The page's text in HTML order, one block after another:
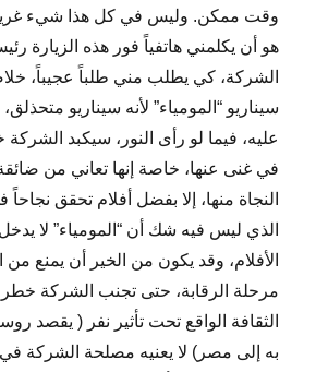
وقت ممكن. وليس في كل هذا شيء
هو أن يكلمني هاتفياً فور هذه الزيارة
الشركة، كي يطلب مني طلباً عجيباً،
سيناريو “المومياء” لأنه سيناريو
عليه، فيما لو رأى النور، سيكبد
في غنى عنها، خاصة إنها تعاني من
النجاة منها، إلا بفضل أفلام تحقق
الذي ليس فيه شك أن “المومياء” لا
الأفلام، وقد يكون من الخير أن يمنع من
مرحلة الرقابة، حتى تجنب الشركة خطر
الثقافة الواقع تحت تأثير نفر ( يقصد
به إلى مصر) لا يعنيه مصلحة الشركة في